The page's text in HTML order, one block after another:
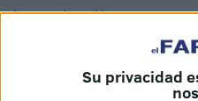
Su privacidad
Imagen de archivo